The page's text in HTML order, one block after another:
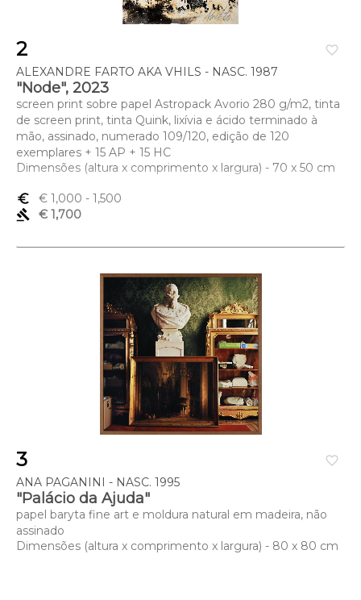
favorite_border
2
ALEXANDRE FARTO AKA VHILS - NASC. 1987
"Node", 2023
screen print sobre papel Astropack Avorio 280 g/m2, tinta
de screen print, tinta Quink, lixívia e ácido terminado à
mão, assinado, numerado 109/120, edição de 120
exemplares + 15 AP + 15 HC
Dimensões (altura x comprimento x largura) - 70 x 50 cm
euro_symbol € 1,000 - 1,500
gavel
€ 1,700
favorite_border
3
ANA PAGANINI - NASC. 1995
"Palácio da Ajuda"
papel baryta fine art e moldura natural em madeira, não
assinado
Dimensões (altura x comprimento x largura) - 80 x 80 cm